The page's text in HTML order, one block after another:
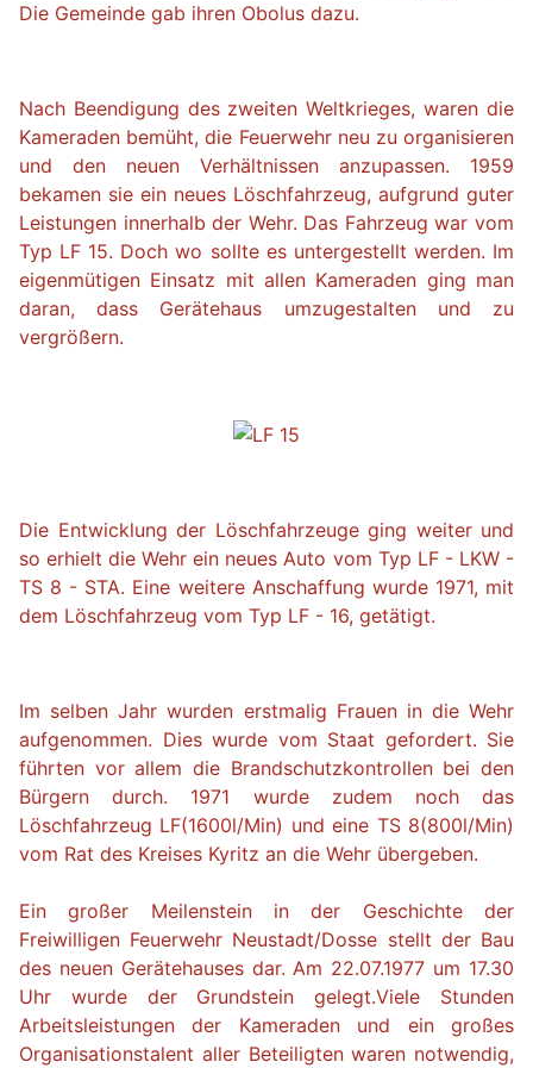
Die Gemeinde gab ihren Obolus dazu.
Nach Beendigung des zweiten Weltkrieges, waren die
Kameraden bemüht, die Feuerwehr neu zu organisieren
und den neuen Verhältnissen anzupassen. 1959
bekamen sie ein neues Löschfahrzeug, aufgrund guter
Leistungen innerhalb der Wehr. Das Fahrzeug war vom
Typ LF 15. Doch wo sollte es untergestellt werden. Im
eigenmütigen Einsatz mit allen Kameraden ging man
daran, dass Gerätehaus umzugestalten und zu
vergrößern.
Die Entwicklung der Löschfahrzeuge ging weiter und
so erhielt die Wehr ein neues Auto vom Typ LF - LKW -
TS 8 - STA. Eine weitere Anschaffung wurde 1971, mit
dem Löschfahrzeug vom Typ LF - 16, getätigt.
Im selben Jahr wurden erstmalig Frauen in die Wehr
aufgenommen. Dies wurde vom Staat gefordert. Sie
führten vor allem die Brandschutzkontrollen bei den
Bürgern durch. 1971 wurde zudem noch das
Löschfahrzeug LF(1600l/Min) und eine TS 8(800l/Min)
vom Rat des Kreises Kyritz an die Wehr übergeben.
Ein großer Meilenstein in der Geschichte der
Freiwilligen Feuerwehr Neustadt/Dosse stellt der Bau
des neuen Gerätehauses dar. Am 22.07.1977 um 17.30
Uhr wurde der Grundstein gelegt.Viele Stunden
Arbeitsleistungen der Kameraden und ein großes
Organisationstalent aller Beteiligten waren notwendig,